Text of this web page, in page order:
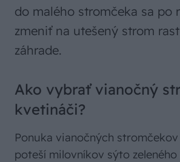
do malého stromčeka sa po
zmeniť na utešený strom
záhrade.
Ako vybrať vianočný
kvetináči?
Ponuka vianočných
poteší milovníkov sýto